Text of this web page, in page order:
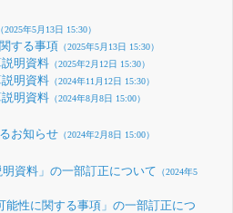
2025年5月13日 15:30）
する事項 （2025年5月13日 15:30）
明資料（2025年2月12日 15:30）
明資料（2024年11月12日 15:30）
明資料（2024年8月8日 15:00）
お知らせ（2024年2月8日 15:00）
資料」の一部訂正について （2024年5
能性に関する事項」の一部訂正につ